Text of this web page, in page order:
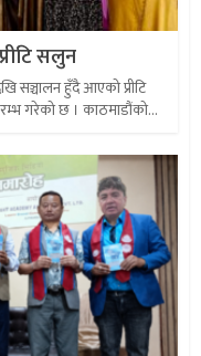
सलुन
सञ्चालन हुँदै आएको प्रीटि
गरेको छ । काठमाडौंको...